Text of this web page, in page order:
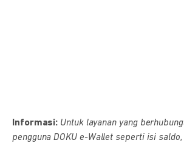
Informasi: Untuk layanan yang
pengguna DOKU e-Wallet seperti isi